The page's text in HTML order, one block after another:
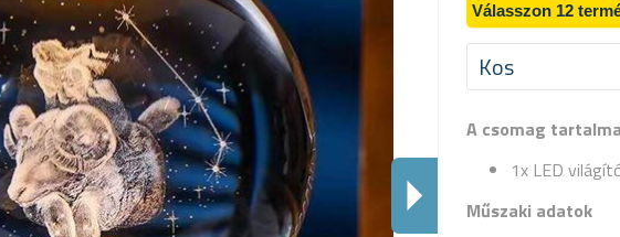
Válasszon 12
Kos
A csomag tartalma
1x LED
Műszaki adatok